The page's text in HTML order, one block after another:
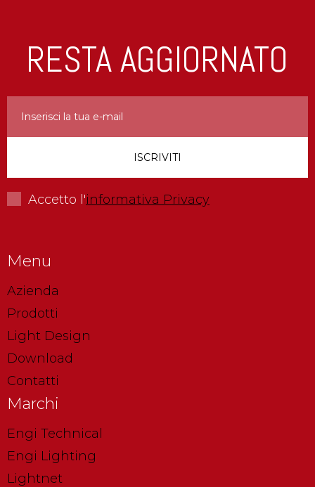
RESTA AGGIORNATO
Accetto l'informativa Privacy
Menu
Azienda
Prodotti
Light Design
Download
Contatti
Marchi
Engi Technical
Engi Lighting
Lightnet